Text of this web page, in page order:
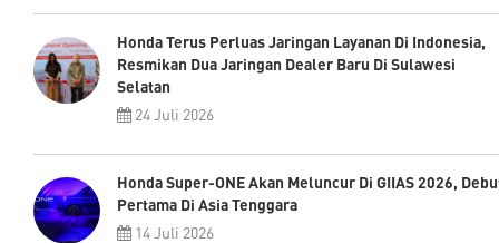
Honda Terus Perluas Jaringan Layanan Di Indonesia,
Resmikan Dua Jaringan Dealer Baru Di Sulawesi
Selatan
24 Juli 2026
Honda Super-ONE Akan Meluncur Di GIIAS 2026,
Pertama Di Asia Tenggara
14 Juli 2026